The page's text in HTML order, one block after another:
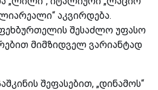
აკვირდება.
შესაძლო უფასო
მიმზიდველ ვარიანტად
შეფასებით, „დინამოს“